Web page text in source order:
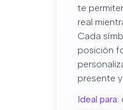
te
real
Cada
posición
presente
Ideal para: